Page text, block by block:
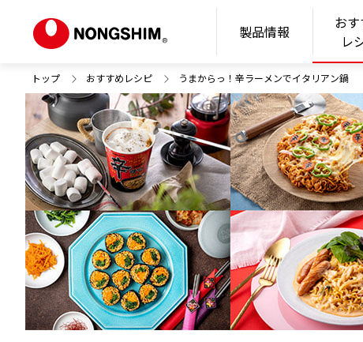
製品情報
お
レ
トップ おすすめレシピ うまからっ！辛ラーメンでイタリアン鍋